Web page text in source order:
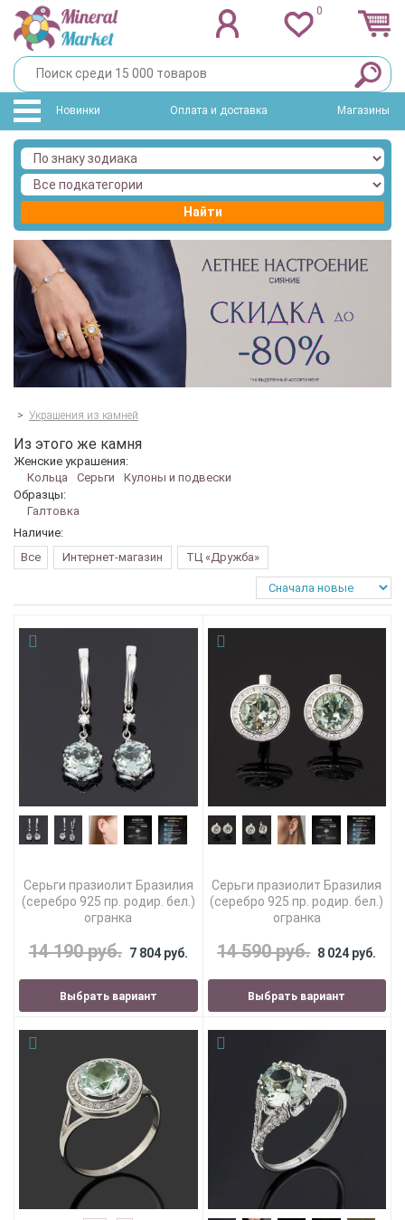
0
Новинки Оплата и доставка Магазины
Найти
> Украшения из камней
Из этого же камня
Женские украшения:
Кольца
Серьги
Кулоны и подвески
Образцы:
Галтовка
Наличие:
Все
Интернет-магазин ТЦ «Дружба»
Серьги празиолит Бразилия
(серебро 925 пр. родир. бел.)
огранка
14 190 руб. 7 804 руб.
Выбрать вариант
Серьги празиолит Бразилия
(серебро 925 пр. родир. бел.)
огранка
14 590 руб. 8 024 руб.
Выбрать вариант